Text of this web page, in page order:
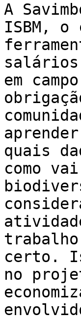
A
ISBM,
salários
em
quais
como
certo.
no